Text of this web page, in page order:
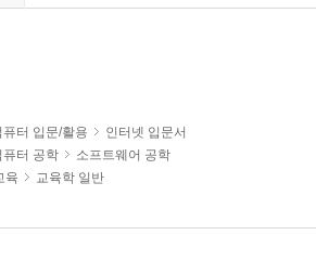
퓨터 입문/활용
인터넷 입문서
퓨터 공학
소프트웨어 공학
육 교육학 일반